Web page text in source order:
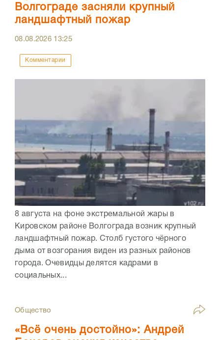
Волгограде засняли крупный
ландшафтный пожар
08.08.2026 13:25
Комментарии
8 августа на фоне экстремальной жары в
Кировском районе Волгограда возник крупный
ландшафтный пожар. Столб густого чёрного
дыма от возгорания виден из разных районов
города. Очевидцы делятся кадрами в
социальных...
Общество
«Всё очень достойно»: Андрей